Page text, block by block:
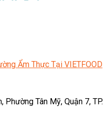
Ẩm Thực Tại VIETFOOD
Phường Tân Mỹ, Quận 7, TP.